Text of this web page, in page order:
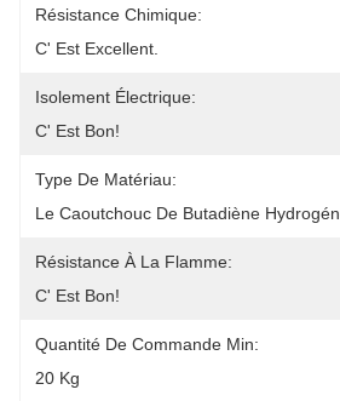
Résistance Chimique:
C' Est Excellent.
Isolement Électrique:
C' Est Bon!
Type De Matériau:
Le Caoutchouc De Butadiène
Résistance À La Flamme:
C' Est Bon!
Quantité De Commande Min:
20 Kg